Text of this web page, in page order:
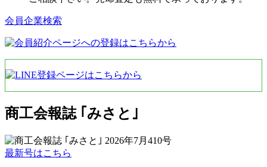
会員企業検索
商工会報誌 ｢みさと｣
最新号はこちら